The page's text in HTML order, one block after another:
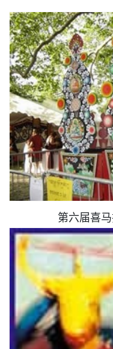
第六届喜